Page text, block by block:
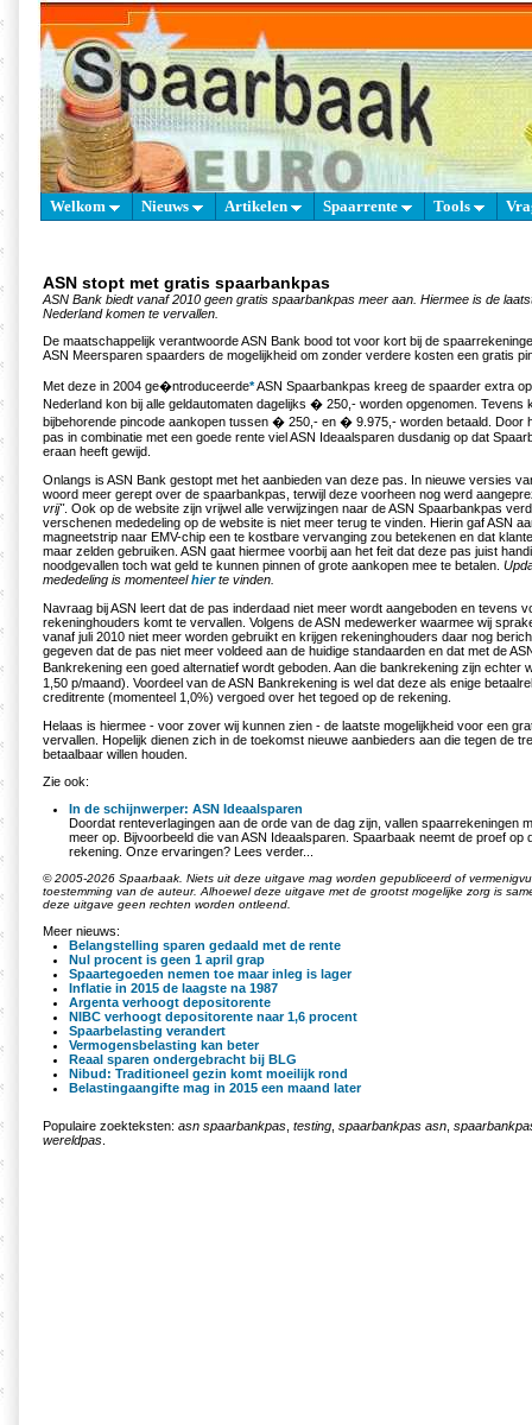
Welkom Nieuws Artikelen Spaarrente Tools
ASN stopt met gratis spaarbankpas
ASN Bank biedt vanaf 2010 geen gratis spaarbankpas meer aan. Hiermee is de
Nederland komen te vervallen.
De maatschappelijk verantwoorde ASN Bank bood tot voor kort bij de
ASN Meersparen spaarders de mogelijkheid om zonder verdere kosten een gratis
Met deze in 2004 ge�ntroduceerde*ASN Spaarbankpas kreeg de spaarder extra
Nederland kon bij alle geldautomaten dagelijks � 250,- worden opgenomen. Tevens
bijbehorende pincode aankopen tussen � 250,- en � 9.975,- worden betaald. Door
pas in combinatie met een goede rente viel ASN Ideaalsparen dusdanig op dat
eraan heeft gewijd.
Onlangs is ASN Bank gestopt met het aanbieden van deze pas. In nieuwe versies
woord meer gerept over de spaarbankpas, terwijl deze voorheen nog werd
vrij". Ook op de website zijn vrijwel alle verwijzingen naar de ASN Spaarbankpas
verschenen mededeling op de website is niet meer terug te vinden. Hierin gaf ASN
magneetstrip naar EMV-chip een te kostbare vervanging zou betekenen en dat
maar zelden gebruiken. ASN gaat hiermee voorbij aan het feit dat deze pas juist
noodgevallen toch wat geld te kunnen pinnen of grote aankopen mee te betalen.
mededeling is momenteelhierte vinden.
Navraag bij ASN leert dat de pas inderdaad niet meer wordt aangeboden en tevens
rekeninghouders komt te vervallen. Volgens de ASN medewerker waarmee wij
vanaf juli 2010 niet meer worden gebruikt en krijgen rekeninghouders daar nog
gegeven dat de pas niet meer voldeed aan de huidige standaarden en dat met de
Bankrekening een goed alternatief wordt geboden. Aan die bankrekening zijn
1,50 p/maand). Voordeel van de ASN Bankrekening is wel dat deze als enige
creditrente (momenteel 1,0%) vergoed over het tegoed op de rekening.
Helaas is hiermee - voor zover wij kunnen zien - de laatste mogelijkheid voor een
vervallen. Hopelijk dienen zich in de toekomst nieuwe aanbieders aan die tegen de
betaalbaar willen houden.
Zie ook:
In de schijnwerper: ASN Ideaalsparen
Doordat renteverlagingen aan de orde van de dag zijn, vallen spaarrekeningen
meer op. Bijvoorbeeld die van ASN Ideaalsparen. Spaarbaak neemt de proef op
rekening. Onze ervaringen? Lees verder...
© 2005-2026 Spaarbaak. Niets uit deze uitgave mag worden gepubliceerd of
toestemming van de auteur. Alhoewel deze uitgave met de grootst mogelijke zorg is
deze uitgave geen rechten worden ontleend.
Meer nieuws:
Belangstelling sparen gedaald met de rente
Nul procent is geen 1 april grap
Spaartegoeden nemen toe maar inleg is lager
Inflatie in 2015 de laagste na 1987
Argenta verhoogt depositorente
NIBC verhoogt depositorente naar 1,6 procent
Spaarbelasting verandert
Vermogensbelasting kan beter
Reaal sparen ondergebracht bij BLG
Nibud: Traditioneel gezin komt moeilijk rond
Belastingaangifte mag in 2015 een maand later
Populaire zoekteksten: asn spaarbankpas testing spaarbankpas asn
wereldpas